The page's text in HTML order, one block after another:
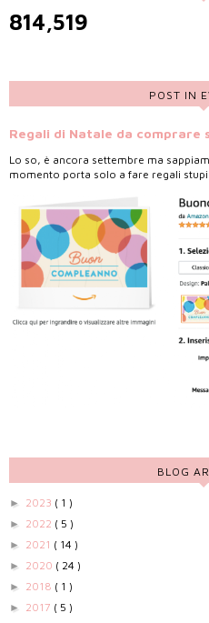
814,519
POST IN
Regali di Natale da comprare
Lo so, è ancora settembre ma
momento porta solo a fare regali
BLOG
► 2023 ( 1 )
► 2022 ( 5 )
► 2021 ( 14 )
► 2020 ( 24 )
► 2018 ( 1 )
► 2017 ( 5 )